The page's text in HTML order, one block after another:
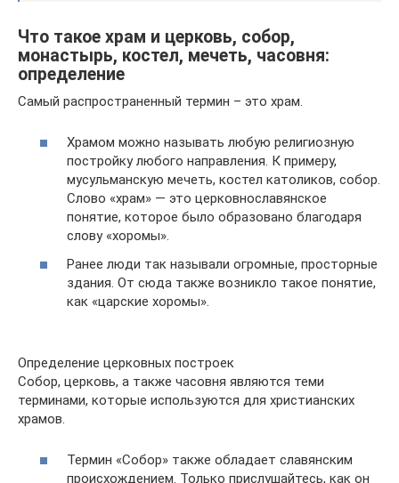
Что такое храм и церковь, собор,
монастырь, костел, мечеть, часовня:
определение
Самый распространенный термин – это храм.
Храмом можно называть любую религиозную
постройку любого направления. К примеру,
мусульманскую мечеть, костел католиков, собор.
Слово «храм» — это церковнославянское
понятие, которое было образовано благодаря
слову «хоромы».
Ранее люди так называли огромные, просторные
здания. От сюда также возникло такое понятие,
как «царские хоромы».
Определение церковных построек
Собор, церковь, а также часовня являются теми
терминами, которые используются для христианских
храмов.
Термин «Собор» также обладает славянским
происхождением. Только прислушайтесь, как он